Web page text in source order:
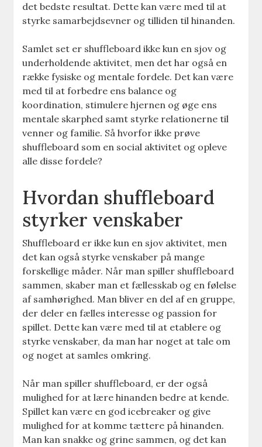
det bedste resultat. Dette kan være med til at
styrke samarbejdsevner og tilliden til hinanden.
Samlet set er shuffleboard ikke kun en sjov og
underholdende aktivitet, men det har også en
række fysiske og mentale fordele. Det kan være
med til at forbedre ens balance og
koordination, stimulere hjernen og øge ens
mentale skarphed samt styrke relationerne til
venner og familie. Så hvorfor ikke prøve
shuffleboard som en social aktivitet og opleve
alle disse fordele?
Hvordan shuffleboard
styrker venskaber
Shuffleboard er ikke kun en sjov aktivitet, men
det kan også styrke venskaber på mange
forskellige måder. Når man spiller shuffleboard
sammen, skaber man et fællesskab og en følelse
af samhørighed. Man bliver en del af en gruppe,
der deler en fælles interesse og passion for
spillet. Dette kan være med til at etablere og
styrke venskaber, da man har noget at tale om
og noget at samles omkring.
Når man spiller shuffleboard, er der også
mulighed for at lære hinanden bedre at kende.
Spillet kan være en god icebreaker og give
mulighed for at komme tættere på hinanden.
Man kan snakke og grine sammen, og det kan